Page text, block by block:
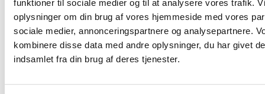
funktioner til sociale medier og til at analysere vores trafik.
oplysninger om din brug af vores hjemmeside med vores
sociale medier, annonceringspartnere og analysepartnere.
kombinere disse data med andre oplysninger, du har givet
indsamlet fra din brug af deres tjenester.
Diversitet
Ejerskab
Compliance & Kodeks
Bestyrelsesstruktur og -processer
Honorering
Kompetencer
Værktøjer
Juridisk Værktøjskasse